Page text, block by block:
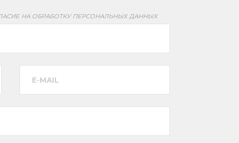
НА ОБРАБОТКУ ПЕРСОНАЛЬНЫХ ДАННЫХ
E-MAIL